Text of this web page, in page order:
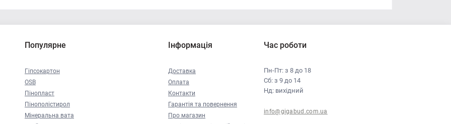
Популярне
Гіпсокартон
OSB
Пінопласт
Пінополістирол
Мінеральна вата
Інформація
Доставка
Оплата
Контакти
Гарантія та повернення
Про магазин
Час роботи
Пн-Пт: з 8 до 18
Сб: з 9 до 14
Нд: вихідний
info@gigabud.com.ua